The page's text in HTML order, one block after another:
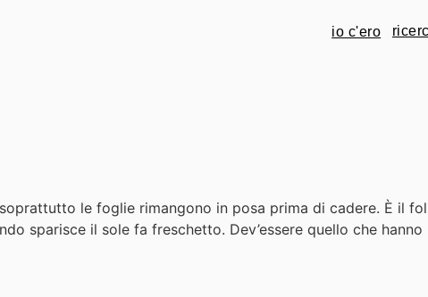
io c'ero
le foglie rimangono in posa prima di cadere. È il
sparisce il sole fa freschetto. Dev’essere quello che